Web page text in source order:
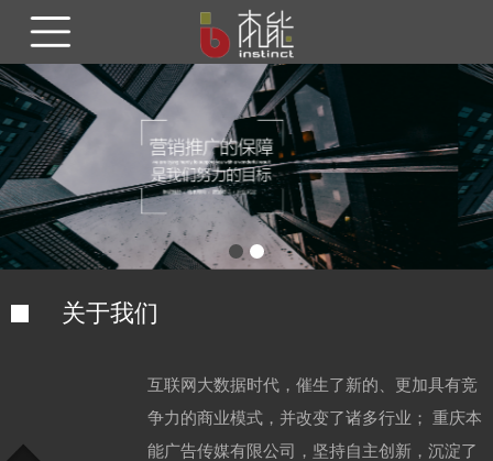
关于我们
互联网大数据时代，催生了新的、更加具有竞
争力的商业模式，并改变了诸多行业； 重庆本
能广告传媒有限公司，坚持自主创新，沉淀了